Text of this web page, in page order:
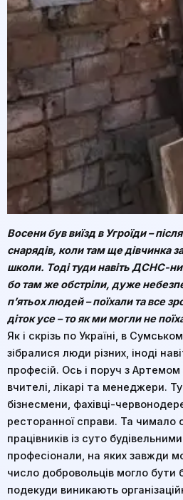
Восени був виїзд в Угроїди –
снарядів, коли там ще дівчинка
школи. Тоді туди навіть ДСНС-
бо там же обстріли, дуже
п’ятьох людей – поїхали та все
діток усе – то як ми могли не
Як і скрізь по Україні, в
зібралися люди різних, іноді
професій. Ось і поруч з
вчителі, лікарі та менеджери.
бізнесмени, фахівці-
ресторанної справи. Та чимало
працівників із суто
професіонали, на яких завжди
число добровольців могло бути
подекуди виникають